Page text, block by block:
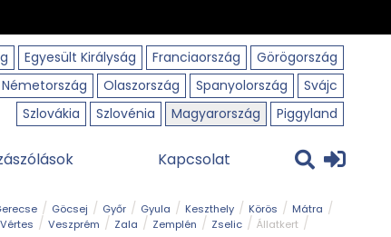
Egyesült Királyság Franciaország
Görögország
Németország Olaszország Spanyolország
Svájc
Szlovákia
Szlovénia Magyarország Piggyland
Kapcsolat
Göcsej Győr Gyula Keszthely Körös
Mátra
Vértes Veszprém Zala Zemplén Zselic
Állatkert